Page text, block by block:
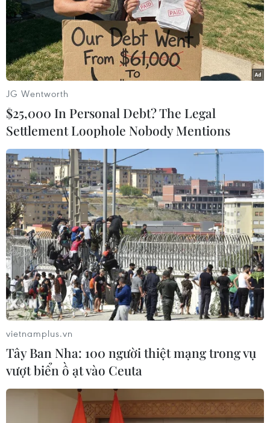
JG Wentworth
$25,000 In Personal Debt? The Legal
Settlement Loophole Nobody Mentions
vietnamplus.vn
Tây Ban Nha: 100 người thiệt mạng trong vụ
vượt biển ồ ạt vào Ceuta